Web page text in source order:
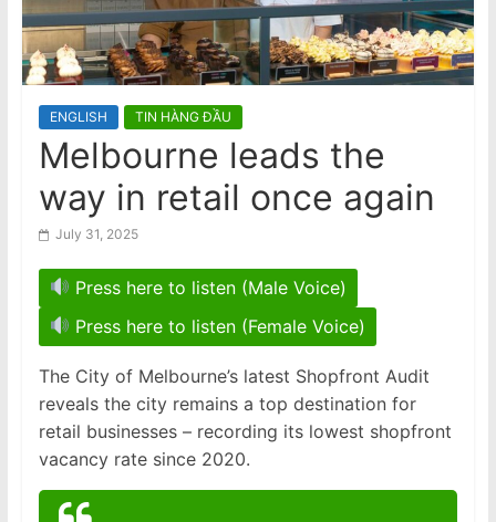
a
m
s
N
e
s
a
p
e
r
Thiên Nguyễn bị buộc tội giết phụ
nữ gốc Việt, ngáp trong phiên tòa
ENGLISH TIN HÀNG ĐẦU
Melbourne leads the
way in retail once again
July 31, 2025
Press here to listen (Male Voice)
Press here to listen (Female Voice)
The City of Melbourne’s latest Shopfront Audit
reveals the city remains a top destination for
retail businesses – recording its lowest shopfront
vacancy rate since 2020.